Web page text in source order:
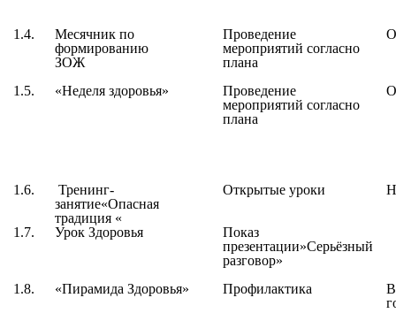
1.4.
Месячник по
формированию
ЗОЖ
Проведение
мероприятий согласно
плана
1.5. «Неделя здоровья»
Проведение
мероприятий согласно
плана
1.6.
Тренинг-
занятие«Опасная
традиция «
Открытые уроки
1.7. Урок Здоровья
Показ
презентации»Серьёзный
разговор»
1.8.
«Пирамида Здоровья» Профилактика
В